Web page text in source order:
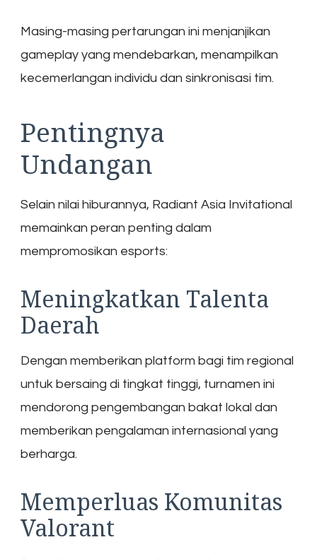
Masing-masing pertarungan ini menjanjikan
gameplay yang mendebarkan, menampilkan
kecemerlangan individu dan sinkronisasi tim.
Pentingnya
Undangan
Selain nilai hiburannya, Radiant Asia Invitational
memainkan peran penting dalam
mempromosikan esports:
Meningkatkan Talenta
Daerah
Dengan memberikan platform bagi tim regional
untuk bersaing di tingkat tinggi, turnamen ini
mendorong pengembangan bakat lokal dan
memberikan pengalaman internasional yang
berharga.
Memperluas Komunitas
Valorant